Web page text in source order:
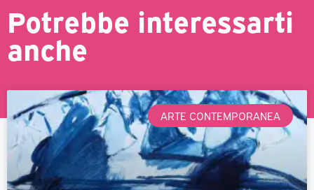
Potrebbe interessarti
anche
ARTE CONTEMPORANEA